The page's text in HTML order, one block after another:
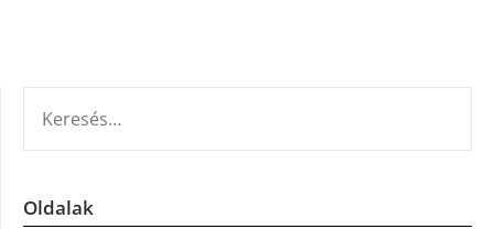
Oldalak